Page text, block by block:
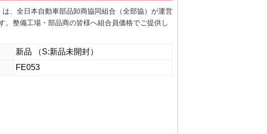
、全日本自動車部品卸商協同組合（全部協）が運営
整備工場・部品商の皆様へ組合員価格でご提供し
新品 （S:新品未開封）
FE053